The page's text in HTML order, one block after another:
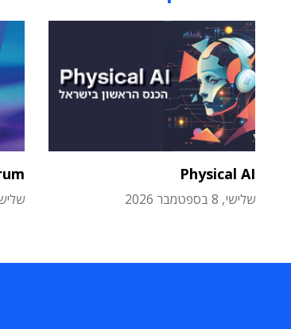
Physical AI
שלישי, 8 בספטמבר 2026 שלישי, 13